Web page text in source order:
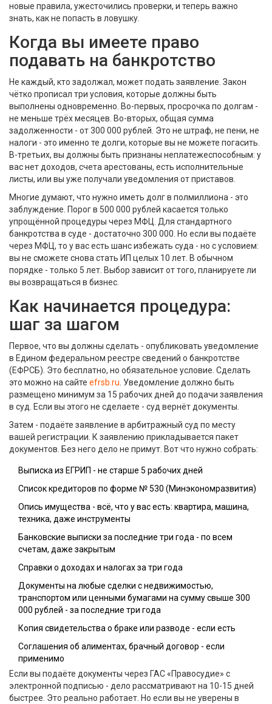
новые правила, ужесточились проверки, и теперь важно
знать, как не попасть в ловушку.
Когда вы имеете право
подавать на банкротство
Не каждый, кто задолжал, может подать заявление. Закон
чётко прописал три условия, которые должны быть
выполнены одновременно. Во-первых, просрочка по долгам -
не меньше трёх месяцев. Во-вторых, общая сумма
задолженности - от 300 000 рублей. Это не штраф, не пени, не
налоги - это именно те долги, которые вы не можете погасить.
В-третьих, вы должны быть признаны неплатежеспособным: у
вас нет доходов, счета арестованы, есть исполнительные
листы, или вы уже получали уведомления от приставов.
Многие думают, что нужно иметь долг в полмиллиона - это
заблуждение. Порог в 500 000 рублей касается только
упрощённой процедуры через МФЦ. Для стандартного
банкротства в суде - достаточно 300 000. Но если вы подаёте
через МФЦ, то у вас есть шанс избежать суда - но с условием:
вы не сможете снова стать ИП целых 10 лет. В обычном
порядке - только 5 лет. Выбор зависит от того, планируете ли
вы возвращаться в бизнес.
Как начинается процедура:
шаг за шагом
Первое, что вы должны сделать - опубликовать уведомление
в Едином федеральном реестре сведений о банкротстве
(ЕФРСБ). Это бесплатно, но обязательное условие. Сделать
это можно на сайте efrsb.ru . Уведомление должно быть
размещено минимум за 15 рабочих дней до подачи заявления
в суд. Если вы этого не сделаете - суд вернёт документы.
Затем - подаёте заявление в арбитражный суд по месту
вашей регистрации. К заявлению прикладывается пакет
документов. Без него дело не примут. Вот что нужно собрать:
Выписка из ЕГРИП - не старше 5 рабочих дней
Список кредиторов по форме № 530 (Минэкономразвития)
Опись имущества - всё, что у вас есть: квартира, машина,
техника, даже инструменты
Банковские выписки за последние три года - по всем
счетам, даже закрытым
Справки о доходах и налогах за три года
Документы на любые сделки с недвижимостью,
транспортом или ценными бумагами на сумму свыше 300
000 рублей - за последние три года
Копия свидетельства о браке или разводе - если есть
Соглашения об алиментах, брачный договор - если
применимо
Если вы подаёте документы через ГАС «Правосудие» с
электронной подписью - дело рассматривают на 10-15 дней
быстрее. Это реально работает. Но если вы не уверены в